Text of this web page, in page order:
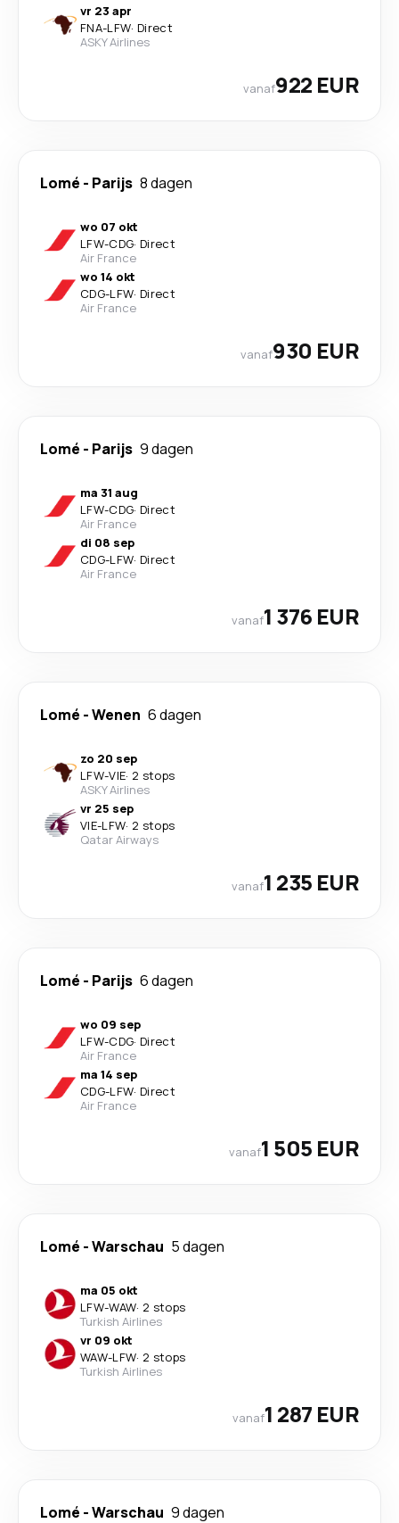
vr 23 apr
FNA-LFW· Direct
ASKY Airlines
vanaf922 EUR
Lomé - Parijs 8 dagen
wo 07 okt
LFW-CDG· Direct
Air France
wo 14 okt
CDG-LFW· Direct
Air France
vanaf930 EUR
Lomé - Parijs 9 dagen
ma 31 aug
LFW-CDG· Direct
Air France
di 08 sep
CDG-LFW· Direct
Air France
vanaf1 376 EUR
Lomé -Wenen 6 dagen
zo 20 sep
LFW-VIE· 2 stops
ASKY Airlines
vr 25 sep
VIE-LFW· 2 stops
Qatar Airways
vanaf1 235 EUR
Lomé - Parijs 6 dagen
wo 09 sep
LFW-CDG· Direct
Air France
ma 14 sep
CDG-LFW· Direct
Air France
vanaf1 505 EUR
Lomé -Warschau 5 dagen
ma 05 okt
LFW-WAW· 2 stops
Turkish Airlines
vr 09 okt
WAW-LFW· 2 stops
Turkish Airlines
vanaf1 287 EUR
Lomé -Warschau 9 dagen